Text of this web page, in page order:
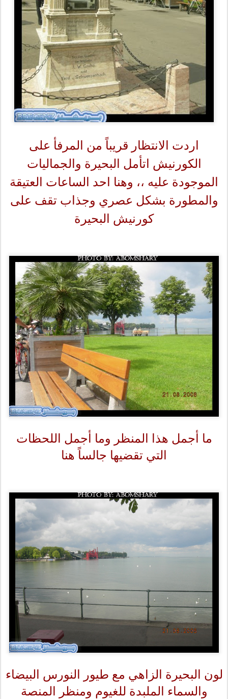
اردت الانتظار قريباً من المرفأ على
الكورنيش اتأمل البحيرة والجماليات
الموجودة عليه ،، وهنا احد الساعات العتيقة
والمطورة بشكل عصري وجذاب تقف على
كورنيش البحيرة
ما أجمل هذا المنظر وما أجمل اللحظات
التي تقضيها جالساً هنا
لون البحيرة الزاهي مع طيور النورس البيضاء
والسماء الملبدة للغيوم ومنظر المنصة